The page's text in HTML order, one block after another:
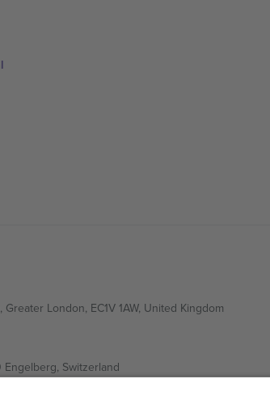
Greater London, EC1V 1AW, United Kingdom
Switzerland